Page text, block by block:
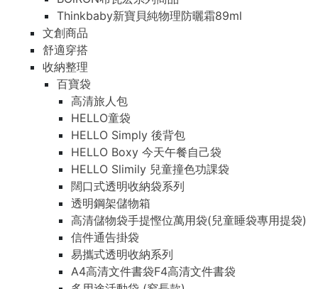
Thinkbaby新寶貝純物理防曬霜89ml
文創商品
舒適穿搭
收納整理
百寶袋
高清旅人包
HELLO童袋
HELLO Simply 後背包
HELLO Boxy 今天午餐自己袋
HELLO Slimily 兒童撞色功課袋
闊口式透明收納袋系列
透明鋼架儲物箱
高清儲物袋手提慳位萬用袋(兒童睡袋專用提袋)
信件通告掛袋
易攜式透明收納系列
A4高清文件書袋F4高清文件書袋